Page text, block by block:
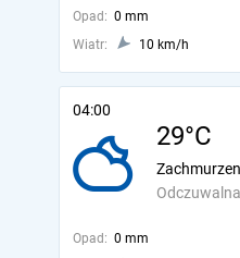
Opad: 0 mm
Wiatr:
10 km/h
04:00
29°C
Odczuwalna
Opad: 0 mm